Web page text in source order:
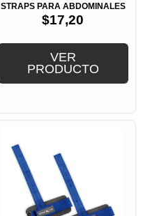
STRAPS PARA ABDOMINALES
$17,20
VER
PRODUCTO